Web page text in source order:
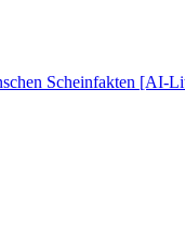
Scheinfakten [AI-